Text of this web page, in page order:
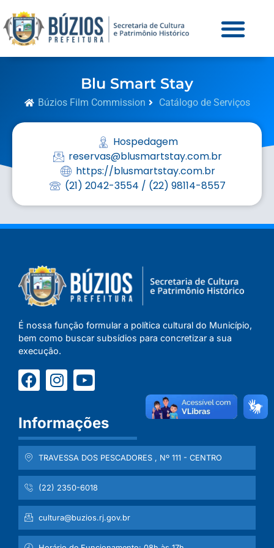
Blu Smart Stay
Búzios Film Commission Catálogo de Serviços
Hospedagem
reservas@blusmartstay.com.br
https://blusmartstay.com.br
(21) 2042-3554 / (22) 98114-8557
É nossa função formular a política cultural do Município,
bem como buscar subsídios para concretizar a sua
execução.
Informações
TRAVESSA DOS PESCADORES , Nº 111 - CENTRO
(22) 2350-6018
cultura@buzios.rj.gov.br